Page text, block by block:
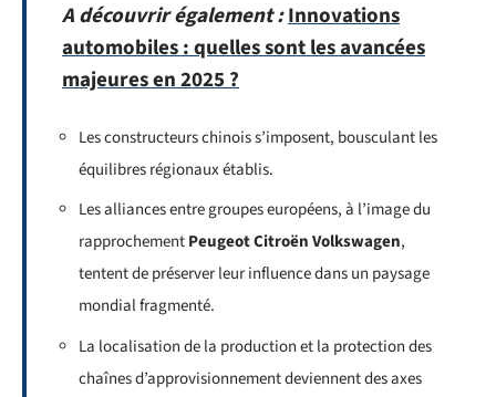
A découvrir également :Innovations
automobiles : quelles sont les avancées
majeures en 2025 ?
Les constructeurs chinois s’imposent, bousculant les
équilibres régionaux établis.
Les alliances entre groupes européens, à l’image du
rapprochementPeugeot Citroën Volkswagen,
tentent de préserver leur influence dans un paysage
mondial fragmenté.
La localisation de la production et la protection des
chaînes d’approvisionnement deviennent des axes